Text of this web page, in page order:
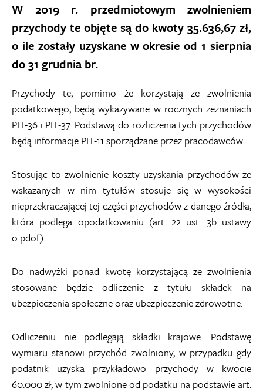
W 2019 r. przedmiotowym zwolnieniem
przychody te objęte są do kwoty 35.636,67 zł,
o ile zostały uzyskane w okresie od 1 sierpnia
do 31 grudnia br.
Przychody te, pomimo że korzystają ze zwolnienia
podatkowego, będą wykazywane w rocznych zeznaniach
PIT-36 i PIT-37. Podstawą do rozliczenia tych przychodów
będą informacje PIT-11 sporządzane przez pracodawców.
Stosując to zwolnienie koszty uzyskania przychodów ze
wskazanych w nim tytułów stosuje się w wysokości
nieprzekraczającej tej części przychodów z danego źródła,
która podlega opodatkowaniu (art. 22 ust. 3b ustawy
o pdof).
Do nadwyżki ponad kwotę korzystającą ze zwolnienia
stosowane będzie odliczenie z tytułu składek na
ubezpieczenia społeczne oraz ubezpieczenie zdrowotne.
Odliczeniu nie podlegają składki krajowe. Podstawę
wymiaru stanowi przychód zwolniony, w przypadku gdy
podatnik uzyska przykładowo przychody w kwocie
60.000 zł, w tym zwolnione od podatku na podstawie art.